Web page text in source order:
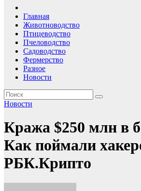
Главная
Животноводство
Птицеводство
Пчеловодство
Садоводство
Фермерство
Разное
Новости
Новости
Кража $250 млн в
Как поймали
РБК.Крипто